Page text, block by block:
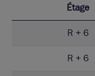
Étage
R + 6
R + 6